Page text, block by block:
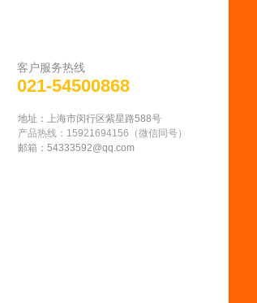
客户服务热线
地址：上海市闵行区紫星路588号
产品热线：15921694156 （微信同号）
邮箱： 54333592@qq.com
021-54500868